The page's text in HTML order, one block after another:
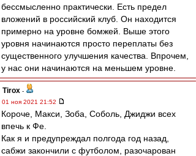
бессмысленно практически. Есть предел
вложений в российский клуб. Он находится
примерно на уровне бомжей. Выше этого
уровня начинаются просто переплаты без
существенного улучшения качества. Впрочем,
у нас они начинаются на меньшем уровне.
Tirox -
01 ноя 2021 21:52
Короче, Макси, Зоба, Соболь, Джиджи всех
впечь к Фе.
Как я и предупреждал полгода год назад,
сабжи закончили с футболом, разочарован